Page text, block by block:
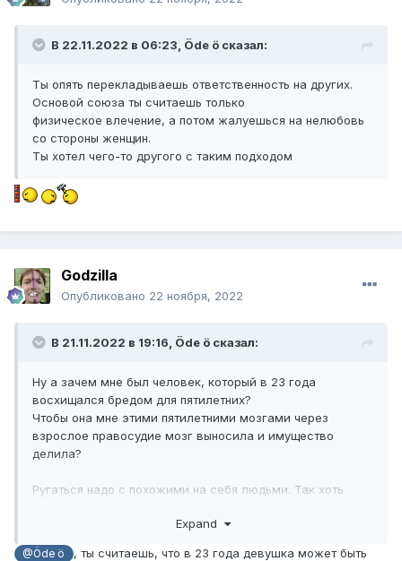
В 22.11.2022 в 06:23, Öde ö сказал:
Ты опять перекладываешь ответственность на других.
Основой союза ты считаешь только
физическое влечение, а потом жалуешься на нелюбовь
со стороны женщин.
Ты хотел чего-то другого с таким подходом
Godzilla
Опубликовано 22 ноября, 2022
В 21.11.2022 в 19:16, Öde ö сказал:
Ну а зачем мне был человек, который в 23 года
восхищался бредом для пятилетних?
Чтобы она мне этими пятилетними мозгами через
взрослое правосудие мозг выносила и имущество
делила?
Ругаться надо с похожими на себя людьми. Так хоть
Expand
@Öde ö
, ты считаешь, что в 23 года девушка может быть